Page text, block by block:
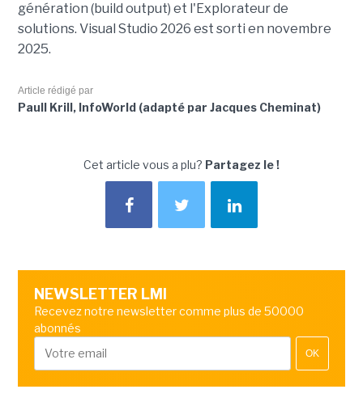
génération (build output) et l'Explorateur de
solutions. Visual Studio 2026 est sorti en novembre
2025.
Article rédigé par
Paull Krill, InfoWorld (adapté par Jacques Cheminat)
Cet article vous a plu? Partagez le !
NEWSLETTER LMI
Recevez notre newsletter comme plus de 50000
abonnés
OK